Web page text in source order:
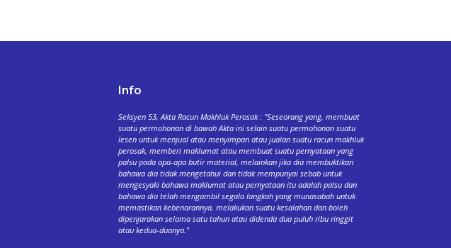
Info
Seksyen 53, Akta Racun Makhluk Perosak : "Seseorang yang, membuat
suatu permohonan di bawah Akta ini selain suatu permohonan suatu
lesen untuk menjual atau menyimpan atau jualan suatu racun makhluk
perosak, memberi maklumat atau membuat suatu pernyataan yang
palsu pada apa-apa butir material, melainkan jika dia membuktikan
bahawa dia tidak mengetahui dan tidak mempunyai sebab untuk
mengesyaki bahawa maklumat atau pernyataan itu adalah palsu dan
bahawa dia telah mengambil segala langkah yang munasabah untuk
memastikan kebenarannya, melakukan suatu kesalahan dan boleh
dipenjarakan selama satu tahun atau didenda dua puluh ribu ringgit
atau kedua-duanya."